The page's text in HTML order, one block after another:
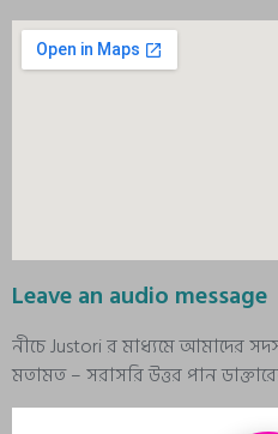
Leave an audio message
নীচে Justori র মাধ্যমে আমাদের
মতামত – সরাসরি উত্তর পান